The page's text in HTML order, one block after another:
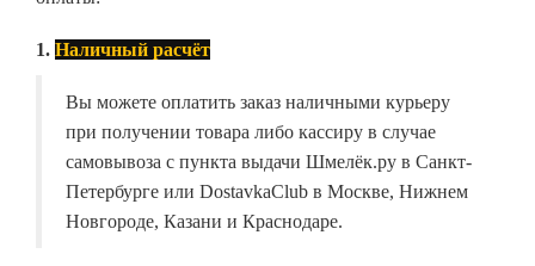
1. Наличный расчёт
Вы можете оплатить заказ наличными курьеру
при получении товара либо кассиру в случае
самовывоза с пункта выдачи Шмелёк.ру в Санкт-
Петербурге или DostavkaClub в Москве, Нижнем
Новгороде, Казани и Краснодаре.